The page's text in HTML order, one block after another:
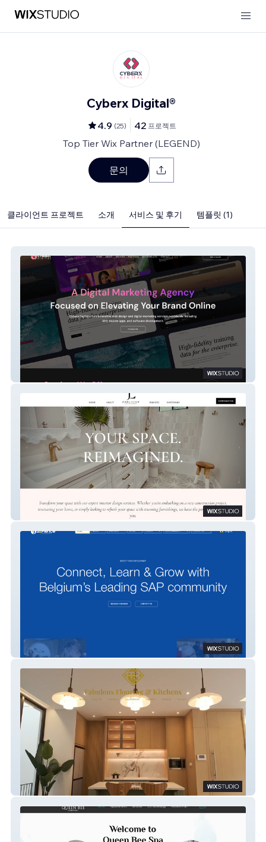
Cyberx Digital®
4.9 (25) 42 프로젝트
Top Tier Wix Partner (LEGEND)
문의
클라이언트 프로젝트 소개 서비스 및 후기 템플릿 (1)
Jenna Leigh Interiors
Sapience
Fabulous Flooring